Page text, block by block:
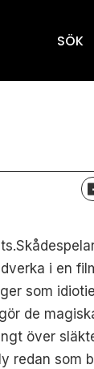
SÖK
i en
som
de
över
redan som